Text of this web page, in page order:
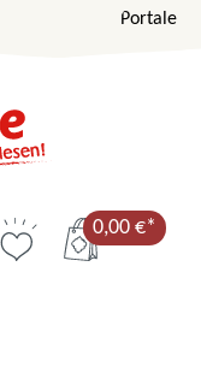
Portale
0,00 €*